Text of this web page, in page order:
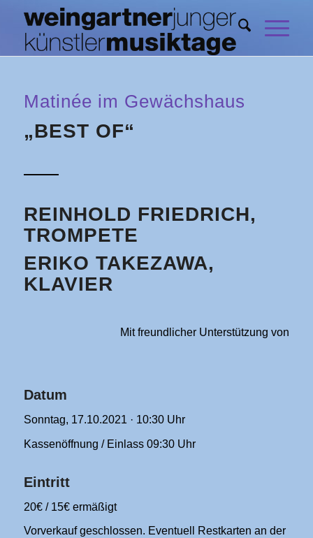
Matinée im Gewächshaus
„BEST OF“
REINHOLD FRIEDRICH,
TROMPETE
ERIKO TAKEZAWA,
KLAVIER
Mit freundlicher Unterstützung von
Datum
Sonntag, 17.10.2021 · 10:30 Uhr
Kassenöffnung / Einlass 09:30 Uhr
Eintritt
20€ / 15€ ermäßigt
Vorverkauf geschlossen. Eventuell Restkarten an der